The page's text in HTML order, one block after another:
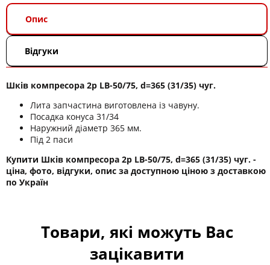
Опис
Відгуки
Шків компресора 2р LB-50/75, d=365 (31/35) чуг.
Лита запчастина виготовлена ​​із чавуну.
Посадка конуса 31/34
Наружний діаметр 365 мм.
Під 2 паси
Купити Шків компресора 2р LB-50/75, d=365 (31/35) чуг. -
ціна, фото, відгуки, опис за доступною ціною з доставкою
по Україн
Товари, які можуть Вас
зацікавити